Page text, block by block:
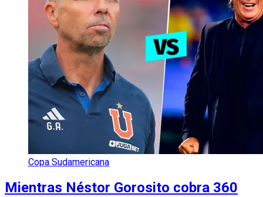
Copa Sudamericana
Mientras Néstor Gorosito cobra 360